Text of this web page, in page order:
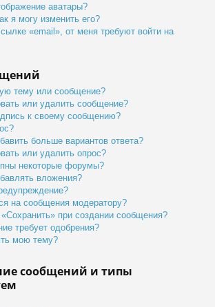
аватары?
я могу изменить его?
«email», от меня требуют войти на
тему или сообщение?
или удалить сообщение?
к своему сообщению?
больше вариантов ответа?
или удалить опрос?
некоторые форумы?
вложения?
на сообщения модератору?
«Сохранить» при создании сообщения?
требует одобрения?
мою тему?
сообщений и типы